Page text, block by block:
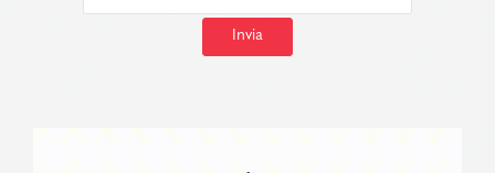
Invia